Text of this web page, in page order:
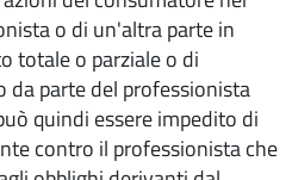
o di un'altra parte in
totale o parziale o di
parte del professionista
quindi essere impedito di
contro il professionista che